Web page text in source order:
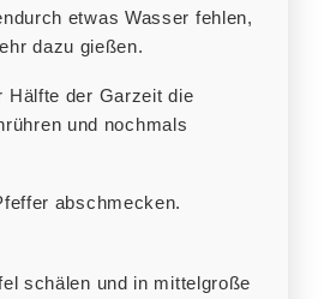
dazu gießen.
und nochmals
abschmecken.